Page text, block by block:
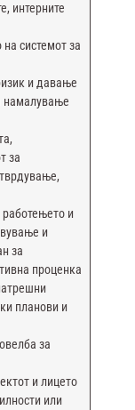
интерните
системот за
и давање
намалување
за
и
и
за
проценка
планови и
за
и лицето
или